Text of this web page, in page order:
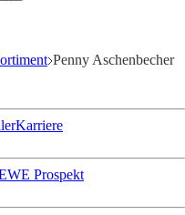
Penny Aschenbecher
Karriere
Prospekt